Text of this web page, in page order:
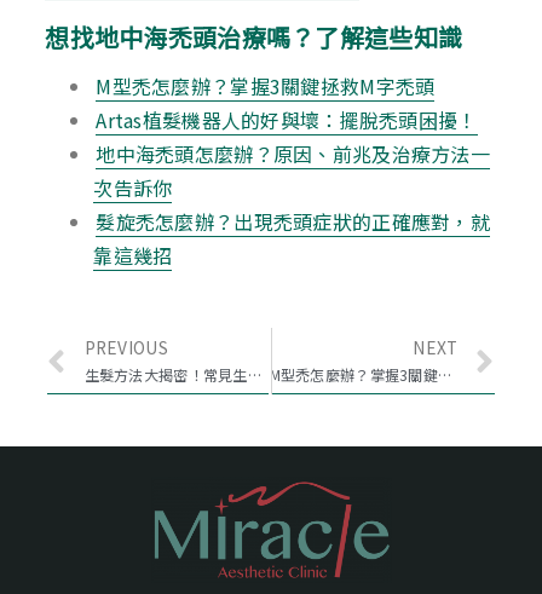
想找地中海禿頭治療嗎？了解這些知識
M型禿怎麼辦？掌握3關鍵拯救M字禿頭
Artas植髮機器人的好與壞：擺脫禿頭困擾！
地中海禿頭怎麼辦？原因、前兆及治療方法一
次告訴你
髮旋禿怎麼辦？出現禿頭症狀的正確應對，就
靠這幾招
PREVIOUS
生髮方法大揭密！常見生髮迷思與正確做法一次告訴你
NEXT
M型禿怎麼辦？掌握3關鍵拯救M字禿頭